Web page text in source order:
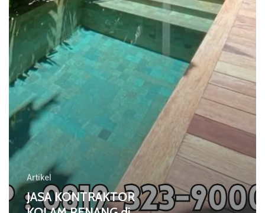
di
SENTUL
Artikel
JASA KONTRAKTOR